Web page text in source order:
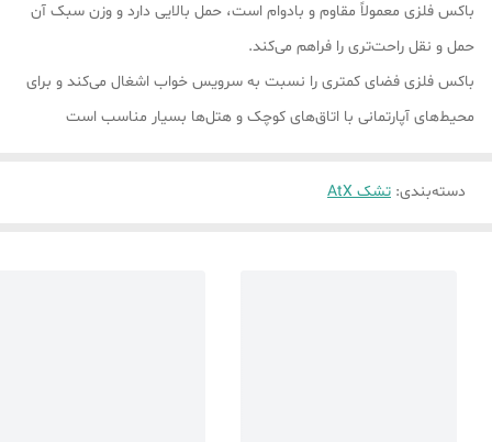
باکس فلزی معمولاً مقاوم و بادوام است، حمل بالایی دارد و وزن سبک آن
حمل و نقل راحت‌تری را فراهم می‌کند.
باکس فلزی فضای کمتری را نسبت به سرویس خواب اشغال می‌کند و برای
محیط‌های آپارتمانی با اتاق‌های کوچک و هتل‌ها بسیار مناسب است
دسته‌بندی: تشک AtX